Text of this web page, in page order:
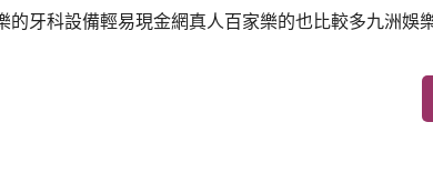
的牙科設備輕易現金網真人百家樂的也比較多九洲娛